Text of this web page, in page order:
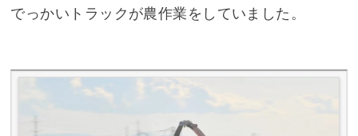
でっかいトラックが農作業をしていました。